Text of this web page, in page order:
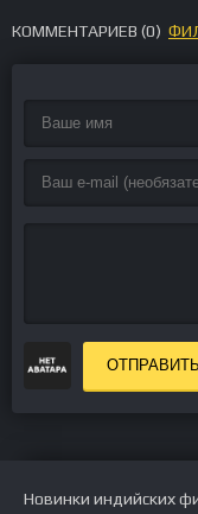
КОММЕНТАРИЕВ (0)
ОТПРАВИТЬ
Новинки индийских